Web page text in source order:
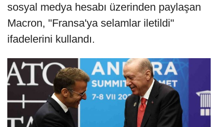
sosyal medya hesabı üzerinden paylaşan
Macron, "Fransa'ya selamlar iletildi"
ifadelerini kullandı.